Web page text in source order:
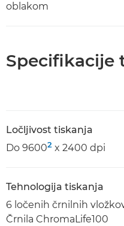
oblakom
Specifikacije
Ločljivost tiskanja
Do 96002 x 2400 dpi
Tehnologija tiskanja
6 ločenih črnilnih vložkov
Črnila ChromaLife100